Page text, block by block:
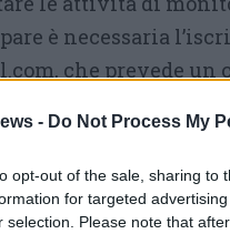
- Do Not Process My
opt-out of the sale, sharing
for targeted
selection. Please note that
è necessaria
che prevede un
di 14 anni.
al mondo
conIolas